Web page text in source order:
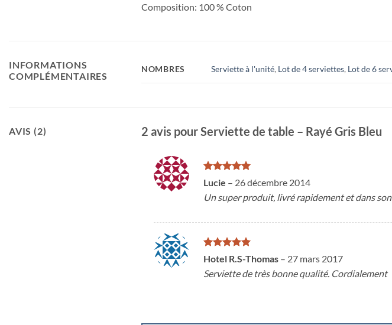
Composition: 100 % Coton
INFORMATIONS
COMPLÉMENTAIRES
NOMBRES Serviette à l'unité, Lot de 4 serviettes, Lot de 6
AVIS (2) 2 avis pourServiette de table – Rayé Gris Bleu
Note
sur
5
Lucie – 26 décembre 2014
Un super produit, livré rapidement et dans
Note5sur
5
Hotel R.S-Thomas – 27 mars 2017
Serviette de très bonne qualité. Cordialement